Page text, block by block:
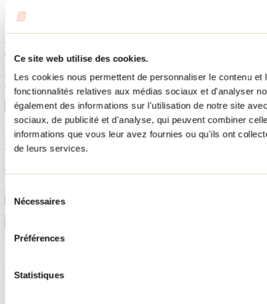
Ce site web utilise des cookies.
Les cookies nous permettent de personnaliser le contenu
fonctionnalités relatives aux médias sociaux et d'analyser
également des informations sur l'utilisation de notre site
sociaux, de publicité et d'analyse, qui peuvent combiner
informations que vous leur avez fournies ou qu'ils ont
de leurs services.
Sélection
du
consentement
Nécessaires
Préférences
Statistiques
Écotourisme et vie commune
Qu'est-ce qui distingue Kabania des autres lieux d'hébergement
d'expérience? Son grand souci de l'environnement et son désir de
réunir, rencontrer et échanger avec les autres locataires. Les aires
communes permettent de se rassembler avec les autres campeurs et
d'échanger autour du feu.
En savoir plus
À proximité, on emprunte la passerelle menant aux nombreux
sentiers du parc régional de la Forêt Ouareau ou on se rend à l'une
des stations de ski alpin de la région. En raquette l'hiver ou en
randonnée l'été, les sentiers pédestres sont nombreux dans les
environs.
Complexe Atlantide et Familizoo
La Terre des Bisons
Besoin d'information?
1 800 363-2788
Menu pied de page